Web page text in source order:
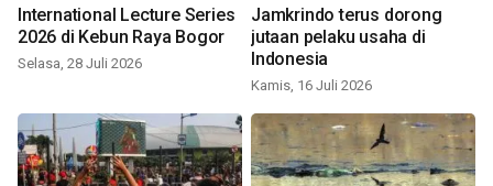
International Lecture Series
2026 di Kebun Raya Bogor
Selasa, 28 Juli 2026
Jamkrindo terus dorong
jutaan pelaku usaha di
Indonesia
Kamis, 16 Juli 2026